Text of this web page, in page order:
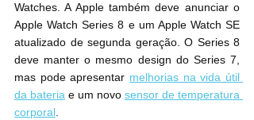
Watches. A Apple também deve anunciar o
Apple Watch Series 8 e um Apple Watch SE
atualizado de segunda geração. O Series 8
deve manter o mesmo design do Series 7,
mas pode apresentar melhorias na vida útil
da bateria e um novo sensor de temperatura
corporal.